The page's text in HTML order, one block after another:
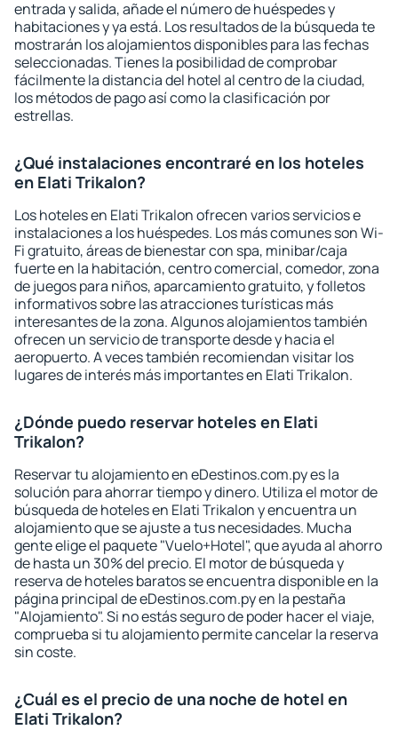
entrada y salida, añade el número de huéspedes y
habitaciones y ya está. Los resultados de la búsqueda te
mostrarán los alojamientos disponibles para las fechas
seleccionadas. Tienes la posibilidad de comprobar
fácilmente la distancia del hotel al centro de la ciudad,
los métodos de pago así como la clasificación por
estrellas.
¿Qué instalaciones encontraré en los hoteles
en Elati Trikalon?
Los hoteles en Elati Trikalon ofrecen varios servicios e
instalaciones a los huéspedes. Los más comunes son Wi-
Fi gratuito, áreas de bienestar con spa, minibar/caja
fuerte en la habitación, centro comercial, comedor, zona
de juegos para niños, aparcamiento gratuito, y folletos
informativos sobre las atracciones turísticas más
interesantes de la zona. Algunos alojamientos también
ofrecen un servicio de transporte desde y hacia el
aeropuerto. A veces también recomiendan visitar los
lugares de interés más importantes en Elati Trikalon.
¿Dónde puedo reservar hoteles en Elati
Trikalon?
Reservar tu alojamiento en eDestinos.com.py es la
solución para ahorrar tiempo y dinero. Utiliza el motor de
búsqueda de hoteles en Elati Trikalon y encuentra un
alojamiento que se ajuste a tus necesidades. Mucha
gente elige el paquete "Vuelo+Hotel", que ayuda al ahorro
de hasta un 30% del precio. El motor de búsqueda y
reserva de hoteles baratos se encuentra disponible en la
página principal de eDestinos.com.py en la pestaña
"Alojamiento". Si no estás seguro de poder hacer el viaje,
comprueba si tu alojamiento permite cancelar la reserva
sin coste.
¿Cuál es el precio de una noche de hotel en
Elati Trikalon?